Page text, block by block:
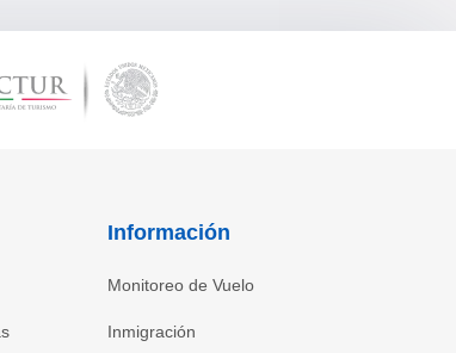
Información
Monitoreo de Vuelo
Inmigración